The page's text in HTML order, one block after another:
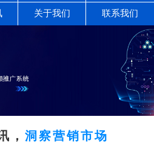
关于我们 联系我们
，洞察营销市场